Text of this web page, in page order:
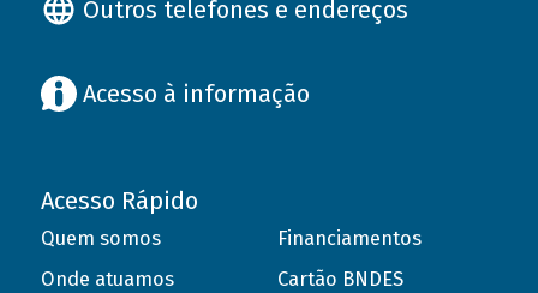
Outros telefones e endereços
Acesso à informação
Acesso Rápido
Quem somos
Onde atuamos
Financiamentos
Cartão BNDES